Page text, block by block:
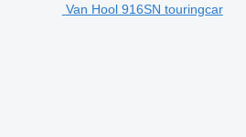
Van Hool 916SN touringcar